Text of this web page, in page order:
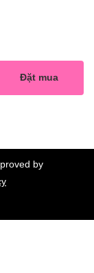
Đặt mua
by